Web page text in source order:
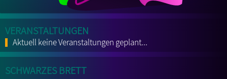
Veranstaltungen
Aktuell keine Veranstaltungen geplant...
Schwarzes Brett